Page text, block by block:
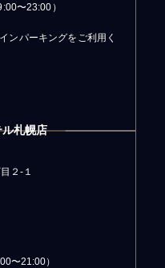
〜23:00）
ンパーキングをご利用く
札幌店
２-１
〜21:00）